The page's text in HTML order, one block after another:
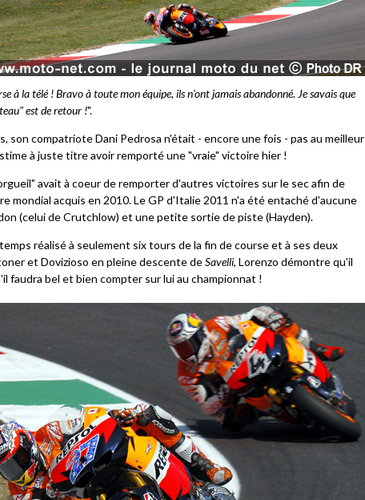
à la télé ! Bravo à toute mon équipe, ils n'ont jamais abandonné. Je savais que
est de retour !".
son compatriote Dani Pedrosa n'était - encore une fois - pas au meilleur
à juste titre avoir remporté une "vraie" victoire hier !
avait à coeur de remporter d'autres victoires sur le sec afin de
mondial acquis en 2010. Le GP d'Italie 2011 n'a été entaché d'aucune
(celui de Crutchlow) et une petite sortie de piste (Hayden).
réalisé à seulement six tours de la fin de course et à ses deux
et Dovizioso en pleine descente deSavelli, Lorenzo démontre qu'il
faudra bel et bien compter sur lui au championnat !